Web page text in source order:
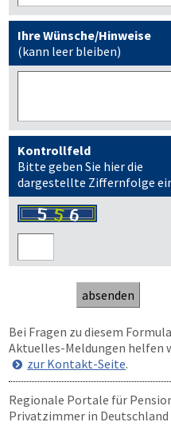
Ihre Wünsche/Hinweise
(kann leer bleiben)
Kontrollfeld
Bitte geben Sie hier die
dargestellte Ziffernfolge
Bei Fragen zu diesem
Aktuelles-Meldungen helfen
zur Kontakt-Seite.
Regionale Portale für
Privatzimmer in Deutschland